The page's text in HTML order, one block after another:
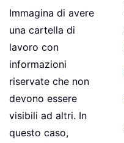
Immagina di avere
una cartella di
lavoro con
informazioni
riservate che non
devono essere
visibili ad altri. In
questo caso,